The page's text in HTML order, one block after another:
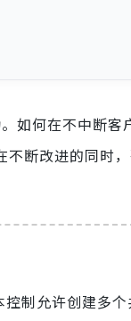
如何在不中断客
断改进的同时
制允许创建多个